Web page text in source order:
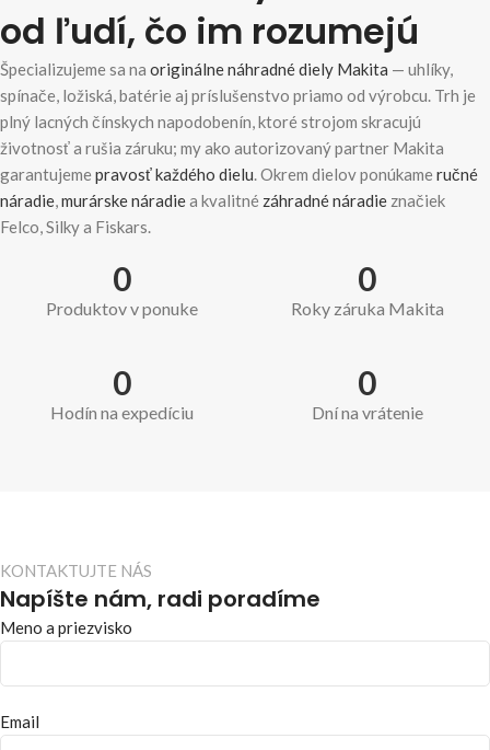
od ľudí, čo im rozumejú
Špecializujeme sa na originálne náhradné diely Makita — uhlíky,
spínače, ložiská, batérie aj príslušenstvo priamo od výrobcu. Trh je
plný lacných čínskych napodobenín, ktoré strojom skracujú
životnosť a rušia záruku; my ako autorizovaný partner Makita
garantujemepravosť každého dielu. Okrem dielov ponúkameručné
náradie,murárske náradiea kvalitné záhradné náradie značiek
Felco, Silky a Fiskars.
0
Produktov v ponuke
0
Roky záruka Makita
0
Hodín na expedíciu
0
Dní na vrátenie
KONTAKTUJTE NÁS
Napíšte nám, radi poradíme
Meno a priezvisko
Email